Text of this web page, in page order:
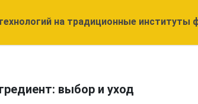
на традиционные институты
выбор и уход